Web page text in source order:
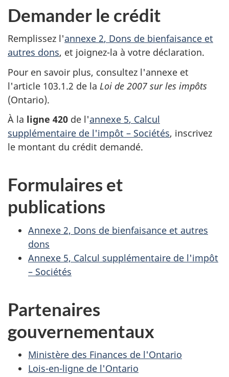
Demander le crédit
Remplissez l'annexe 2, Dons de bienfaisance et
autres dons, et joignez-la à votre déclaration.
Pour en savoir plus, consultez l'annexe et
l'article 103.1.2 de la Loi de 2007 sur les impôts
(Ontario).
À la ligne 420 de l'annexe 5, Calcul
supplémentaire de l'impôt – Sociétés, inscrivez
le montant du crédit demandé.
Formulaires et
publications
Annexe 2, Dons de bienfaisance et autres
dons
Annexe 5, Calcul supplémentaire de l'impôt
– Sociétés
Partenaires
gouvernementaux
Ministère des Finances de l'Ontario
Lois-en-ligne de l'Ontario